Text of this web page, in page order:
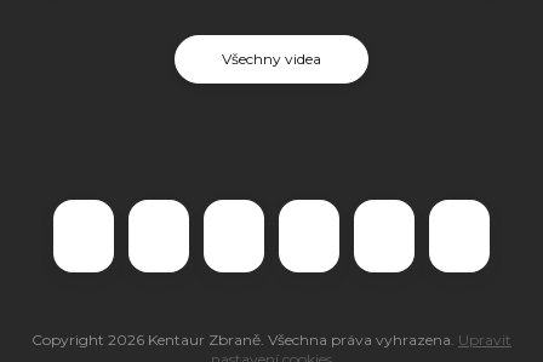
Všechny videa
Copyright 2026 Kentaur Zbraně. Všechna práva vyhrazena. Upravit